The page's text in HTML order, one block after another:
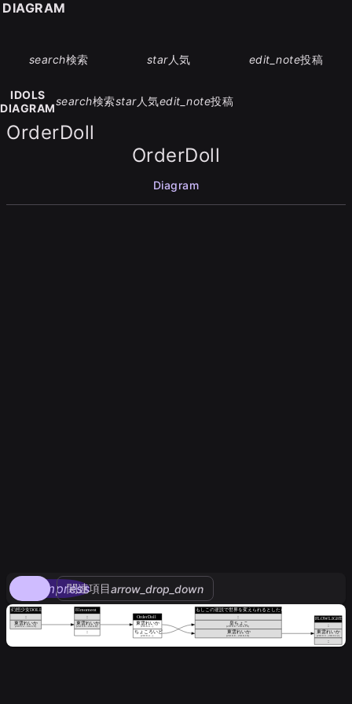
search検索 star人気 edit_note投稿
IDOLS
DIAGRAM
search検索star人気edit_note投稿
OrderDoll
OrderDoll
Diagram
compress
関連項目arrow_drop_down